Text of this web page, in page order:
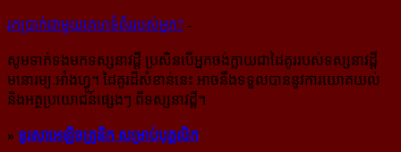
រក​​ប្រាក់​​ជា​​មួយ​​គេហទំព័រ​​របស់​​អ្នក? -
សូម​ទាក់ទង​មក​ទស្សនាវដ្ដី ប្រសិន​បើ​អ្នក​ចង់​ក្លាយ​ជា​ដៃគូរ​របស់​ទស្សនាវដ្ដី​
មនោរម្យ.អាំងហ្វូ។ ដៃ​គូរ​ដ៏​សំខាន់​នេះ អាច​នឹង​ទទួល​បាន​នូវ​ការ​យោគយល់
និង​អត្ថ​ប្រយោជន៍​ផ្សេងៗ ពីទស្សនាវដ្ដី។
» ទូរសាអេឡិចត្រូនិក សម្រាប់បុគ្គលិក